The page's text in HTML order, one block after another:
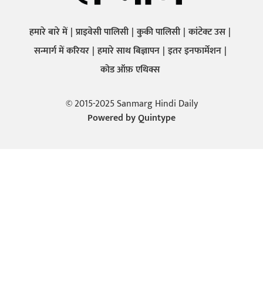
हमारे बारे में प्राइवेसी पालिसी कुकी पालिसी कांटेक्ट उस
सन्मार्ग में करियर हमारे साथ बिज्ञापन इतर इनफार्मेशन
कोड ऑफ़ एथिक्स
© 2015-2025 Sanmarg Hindi Daily
Powered byQuintype